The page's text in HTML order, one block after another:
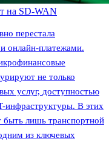
на SD-WAN
перестала
онлайн-платежами.
не только
услуг, доступностью
инфраструктуры. В этих
быть лишь транспортной
из ключевых